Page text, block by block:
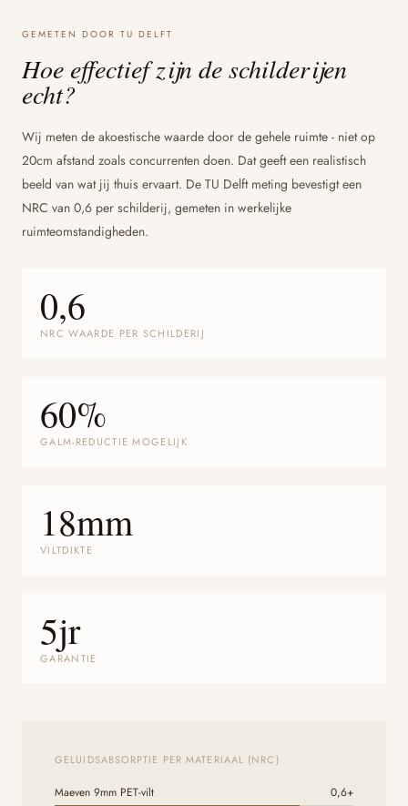
GEMETEN DOOR TU DELFT
Hoe effectief zijn de schilderijen
echt?
Wij meten de akoestische waarde door de gehele ruimte - niet op
20cm afstand zoals concurrenten doen. Dat geeft een realistisch
beeld van wat jij thuis ervaart. De TU Delft meting bevestigt een
NRC van 0,6 per schilderij, gemeten in werkelijke
ruimteomstandigheden.
0,6
NRC WAARDE PER SCHILDERIJ
60%
GALM-REDUCTIE MOGELIJK
18mm
VILTDIKTE
5jr
GARANTIE
GELUIDSABSORPTIE PER MATERIAAL (NRC)
Maeven 9mm PET-vilt 0,6+